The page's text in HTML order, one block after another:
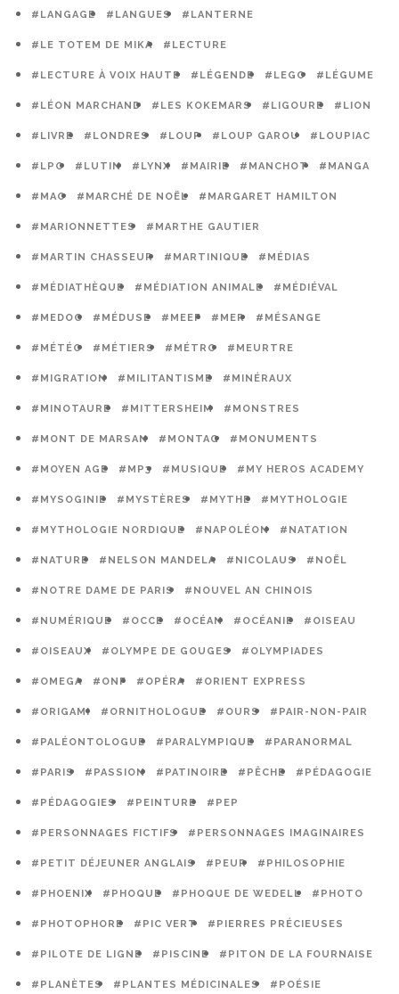
#LANGAGE #LANGUES #LANTERNE
#LE TOTEM DE MIKA #LECTURE
#LECTURE À VOIX HAUTE #LÉGENDE #LEGO #LÉGUME
#LÉON MARCHAND #LES KOKEMARS #LIGOURE #LION
#LIVRE #LONDRES #LOUP #LOUP GAROU #LOUPIAC
#LPO #LUTIN #LYNX #MAIRIE #MANCHOT #MANGA
#MAO #MARCHÉ DE NOËL #MARGARET HAMILTON
#MARIONNETTES #MARTHE GAUTIER
#MARTIN CHASSEUR #MARTINIQUE #MÉDIAS
#MÉDIATHÈQUE #MÉDIATION ANIMALE #MÉDIÉVAL
#MEDOC #MÉDUSE #MEEF #MER #MÉSANGE
#MÉTÉO #MÉTIERS #MÉTRO #MEURTRE
#MIGRATION #MILITANTISME #MINÉRAUX
#MINOTAURE #MITTERSHEIM #MONSTRES
#MONT DE MARSAN #MONTAG #MONUMENTS
#MOYEN AGE #MP3 #MUSIQUE #MY HEROS ACADEMY
#MYSOGINIE #MYSTÈRES #MYTHE #MYTHOLOGIE
#MYTHOLOGIE NORDIQUE #NAPOLÉON #NATATION
#NATURE #NELSON MANDELA #NICOLAUS #NOËL
#NOTRE DAME DE PARIS #NOUVEL AN CHINOIS
#NUMÉRIQUE #OCCE #OCÉAN #OCÉANIE #OISEAU
#OISEAUX #OLYMPE DE GOUGES #OLYMPIADES
#OMEGA #ONF #OPÉRA #ORIENT EXPRESS
#ORIGAMI #ORNITHOLOGUE #OURS #PAIR-NON-PAIR
#PALÉONTOLOGUE #PARALYMPIQUE #PARANORMAL
#PARIS #PASSION #PATINOIRE #PÊCHE #PÉDAGOGIE
#PÉDAGOGIES #PEINTURE #PEP
#PERSONNAGES FICTIFS #PERSONNAGES IMAGINAIRES
#PETIT DÉJEUNER ANGLAIS #PEUR #PHILOSOPHIE
#PHOENIX #PHOQUE #PHOQUE DE WEDELL #PHOTO
#PHOTOPHORE #PIC VERT #PIERRES PRÉCIEUSES
#PILOTE DE LIGNE #PISCINE #PITON DE LA FOURNAISE
#PLANÈTES #PLANTES MÉDICINALES #POÉSIE